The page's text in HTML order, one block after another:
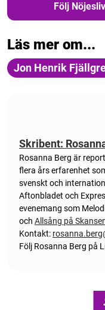
Följ
Läs mer om...
Jon Henrik
Skribent:
Rosanna Berg är
flera års erfarenhet
svenskt och
Aftonbladet och
evenemang som
och Allsång på
Kontakt:
Följ Rosanna Berg på